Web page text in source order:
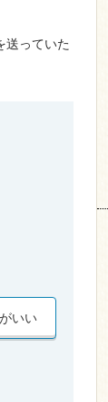
送っていた
いい